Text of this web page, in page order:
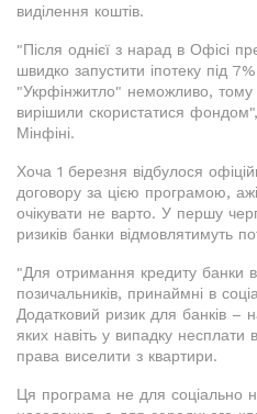
виділення коштів.
"Після однієї з нарад в Офісі
швидко запустити іпотеку під
"Укрфінжитло" неможливо,
вирішили скористатися
Мінфіні.
Хоча 1 березня відбулося
договору за цією програмою,
очікувати не варто. У першу
ризиків банки відмовлятимуть
"Для отримання кредиту банки
позичальників, принаймні в
Додатковий ризик для банків –
яких навіть у випадку несплати
права виселити з квартири.
Ця програма не для соціально